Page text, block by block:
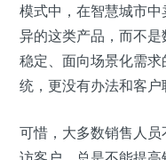
模式中，在智慧城市
异的这类产品，而不是
稳定、面向场景化需
统，更没有办法和客户
可惜，大多数销售人